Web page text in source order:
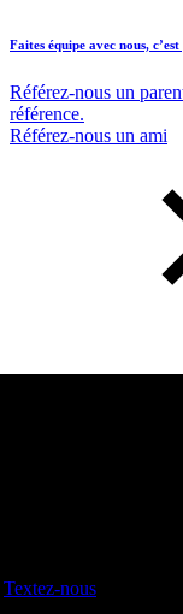
Faites équipe avec nous,
Référez-nous un
référence.
Référez-nous un ami
Textez-nous